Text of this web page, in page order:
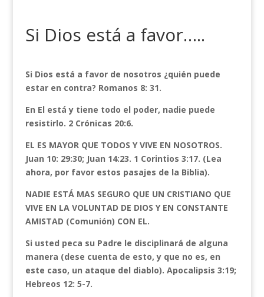
Si Dios está a favor…..
Si Dios está a favor de nosotros ¿quién puede
estar en contra? Romanos 8: 31.
En El está y tiene todo el poder, nadie puede
resistirlo. 2 Crónicas 20:6.
EL ES MAYOR QUE TODOS Y VIVE EN NOSOTROS.
Juan 10: 29:30; Juan 14:23. 1 Corintios 3:17. (Lea
ahora, por favor estos pasajes de la Biblia).
NADIE ESTÁ MAS SEGURO QUE UN CRISTIANO QUE
VIVE EN LA VOLUNTAD DE DIOS Y EN CONSTANTE
AMISTAD (Comunión) CON EL.
Si usted peca su Padre le disciplinará de alguna
manera (dese cuenta de esto, y que no es, en
este caso, un ataque del diablo). Apocalipsis 3:19;
Hebreos 12: 5-7.